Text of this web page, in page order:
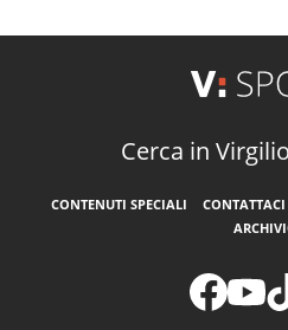
Cerca in
CONTENUTI SPECIALI CONTATTACI